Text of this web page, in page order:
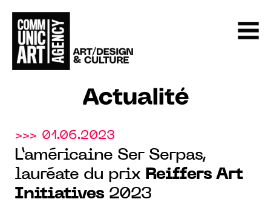
Actualité
>>> 01.06.2023
L’américaine Ser Serpas,
lauréate du prix Reiffers Art
Initiatives 2023